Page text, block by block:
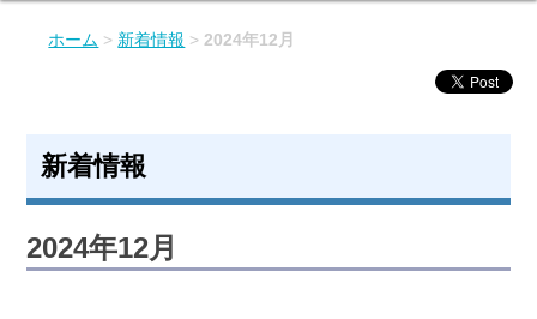
ホーム > 新着情報 > 2024年12月
新着情報
2024年12月